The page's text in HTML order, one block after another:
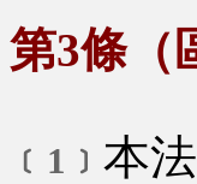
第3條（
﹝1﹞ 本